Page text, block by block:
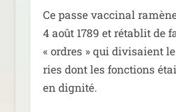
Ce passe vac­ci­nal
4 août 1789 et réta­blit de
« ordres » qui divi­saient
ries dont les fonc­tions
en dignité.